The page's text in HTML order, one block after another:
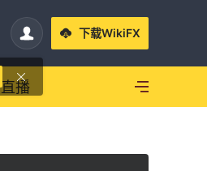
下载WikiFX
直播